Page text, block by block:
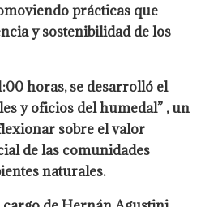
prácticas que
y sostenibilidad de los
horas, se desarrolló el
y oficios del humedal” , un
sobre el valor
de las comunidades
naturales.